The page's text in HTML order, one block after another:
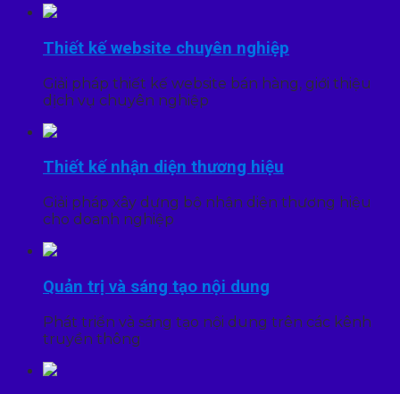
Thiết kế website chuyên nghiệp
Giải pháp thiết kế website bán hàng, giới thiệu
dịch vụ chuyên nghiệp
Thiết kế nhận diện thương hiệu
Giải pháp xây dựng bộ nhận diện thương hiệu
cho doanh nghiệp
Quản trị và sáng tạo nội dung
Phát triển và sáng tạo nội dung trên các kênh
truyền thông